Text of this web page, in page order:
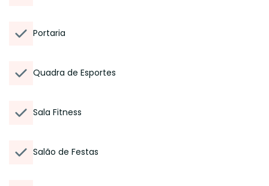
Portaria
Quadra de Esportes
Sala Fitness
Salão de Festas